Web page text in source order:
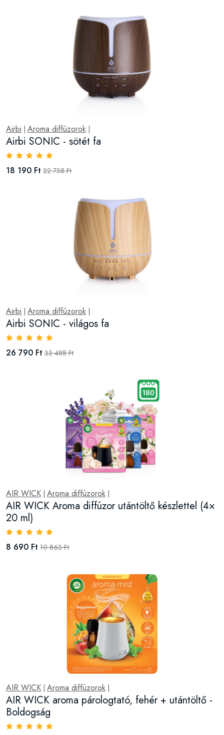
Airbi Aroma diffúzorok
Airbi SONIC - sötét fa
18 190 Ft 22 738 Ft
Airbi Aroma diffúzorok
Airbi SONIC - világos fa
26 790 Ft 33 488 Ft
AIR WICK Aroma diffúzorok
AIR WICK Aroma diffúzor utántöltő készlettel (4×
20 ml)
8 690 Ft 10 863 Ft
AIR WICK Aroma diffúzorok
AIR WICK aroma párologtató, fehér + utántöltő -
Boldogság